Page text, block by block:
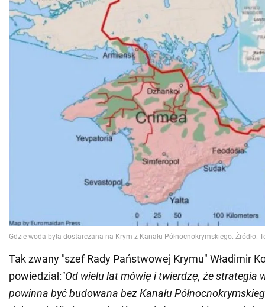
Tak zwany "szef Rady Państwowej Krymu" Władimir
powiedział:"Od wielu lat mówię i twierdzę, że strategia
powinna być budowana bez Kanału